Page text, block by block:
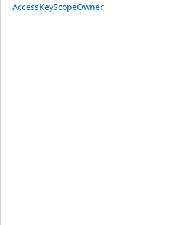
AccessKeyScopeOwner